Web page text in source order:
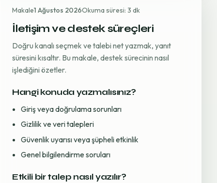
Makale1 Ağustos 2026Okuma süresi: 3 dk
İletişim ve destek süreçleri
Doğru kanalı seçmek ve talebi net yazmak, yanıt
süresini kısaltır. Bu makale, destek sürecinin nasıl
işlediğini özetler.
Hangi konuda yazmalısınız?
Giriş veya doğrulama sorunları
Gizlilik ve veri talepleri
Güvenlik uyarısı veya şüpheli etkinlik
Genel bilgilendirme soruları
Etkili bir talep nasıl yazılır?